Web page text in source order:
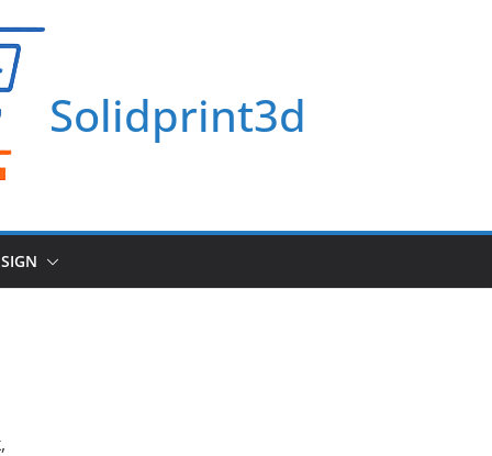
Solidprint3d